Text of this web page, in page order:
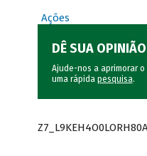
Ações
DÊ SUA OPINIÃO
Ajude-nos a aprimorar o
uma rápida pesquisa.